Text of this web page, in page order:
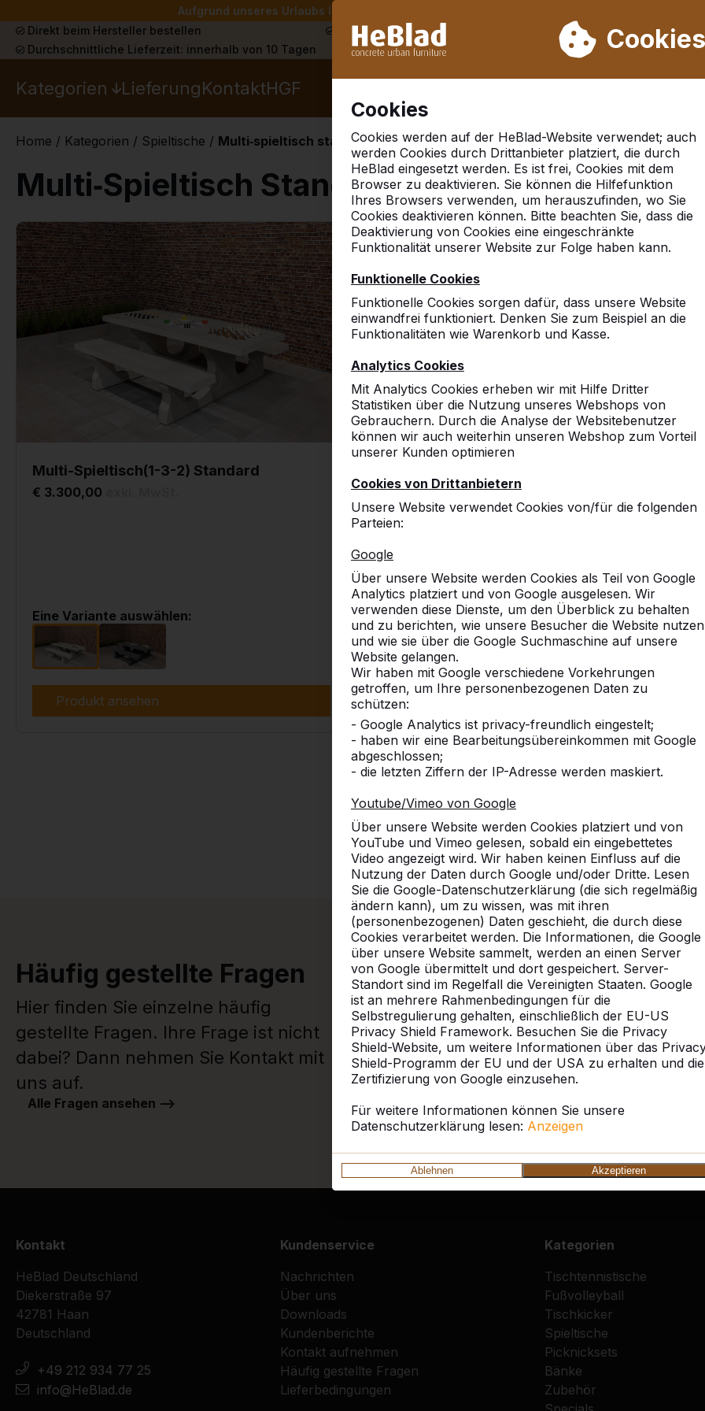
Aufgrund unseres Urlaubs liefern wir von Woche 31 bis Woche 33 nicht. Bitte
Cookies
Cookies
Cookies werden auf der HeBlad-Website verwendet; auch
werden Cookies durch Drittanbieter platziert, die durch
HeBlad eingesetzt werden. Es ist frei, Cookies mit dem
Browser zu deaktivieren. Sie können die Hilfefunktion
Ihres Browsers verwenden, um herauszufinden, wo Sie
Cookies deaktivieren können. Bitte beachten Sie, dass die
Deaktivierung von Cookies eine eingeschränkte
Funktionalität unserer Website zur Folge haben kann.
Funktionelle Cookies
Funktionelle Cookies sorgen dafür, dass unsere Website
einwandfrei funktioniert. Denken Sie zum Beispiel an die
Funktionalitäten wie Warenkorb und Kasse.
Analytics Cookies
Mit Analytics Cookies erheben wir mit Hilfe Dritter
Statistiken über die Nutzung unseres Webshops von
Gebrauchern. Durch die Analyse der Websitebenutzer
können wir auch weiterhin unseren Webshop zum Vorteil
unserer Kunden optimieren
Cookies von Drittanbietern
Unsere Website verwendet Cookies von/für die folgenden
Parteien:
Google
Über unsere Website werden Cookies als Teil von Google
Analytics platziert und von Google ausgelesen. Wir
verwenden diese Dienste, um den Überblick zu behalten
und zu berichten, wie unsere Besucher die Website nutzen
und wie sie über die Google Suchmaschine auf unsere
Website gelangen.
Wir haben mit Google verschiedene Vorkehrungen
getroffen, um Ihre personenbezogenen Daten zu
schützen:
- Google Analytics ist privacy-freundlich eingestelt;
- haben wir eine Bearbeitungsübereinkommen mit Google
abgeschlossen;
- die letzten Ziffern der IP-Adresse werden maskiert.
Youtube/Vimeo von Google
Über unsere Website werden Cookies platziert und von
YouTube und Vimeo gelesen, sobald ein eingebettetes
Video angezeigt wird. Wir haben keinen Einfluss auf die
Nutzung der Daten durch Google und/oder Dritte. Lesen
Sie die Google-Datenschutzerklärung (die sich regelmäßig
ändern kann), um zu wissen, was mit ihren
(personenbezogenen) Daten geschieht, die durch diese
Cookies verarbeitet werden. Die Informationen, die Google
über unsere Website sammelt, werden an einen Server
von Google übermittelt und dort gespeichert. Server-
Standort sind im Regelfall die Vereinigten Staaten. Google
ist an mehrere Rahmenbedingungen für die
Selbstregulierung gehalten, einschließlich der EU-US
Privacy Shield Framework. Besuchen Sie die Privacy
Shield-Website, um weitere Informationen über das
Shield-Programm der EU und der USA zu erhalten und die
Zertifizierung von Google einzusehen.
Für weitere Informationen können Sie unsere
Datenschutzerklärung lesen: Anzeigen
Ablehnen Akzeptieren
Direkt beim Hersteller bestellen Schon mehr als 30.000 Produkten verkauft
Durchschnittliche Lieferzeit: innerhalb von 10 Tagen
Kategorien LieferungKontaktHGF
Home / Kategorien / Spieltische / Multi‑spieltisch standard
Multi‑Spieltisch Standard
Multi-Spieltisch(1-3-2) Standard
€ 3.300,00
Eine Variante auswählen:
Produkt ansehen
€ 3.450,00 exkl. MwSt.
Eine Variante auswählen:
Produkt ansehen
Häufig gestellte Fragen
Hier finden Sie einzelne häufig
gestellte Fragen. Ihre Frage ist nicht
dabei? Dann nehmen Sie Kontakt mit
uns auf.
Alle Fragen ansehen -->
Welche Vorteile hat Bambus?
Muss der Betontisch waagerecht
Können die Produkte von HeBlad
Ist es unbedingt erforderlich, dass
vorhanden ist, damit der Tisch nicht
Kontakt
HeBlad Deutschland
Diekerstraße 97
42781 Haan
Deutschland
+49 212 934 77 25
info@HeBlad.de
Kundenservice
Nachrichten
Über uns
Downloads
Kundenberichte
Kontakt aufnehmen
Häufig gestellte Fragen
Lieferbedingungen
Kategorien
Tischtennistische
Fußvolleyball
Tischkicker
Spieltische
Picknicksets
Bänke
Zubehör